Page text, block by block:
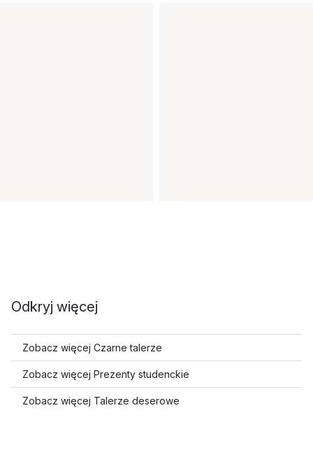
Odkryj więcej
Zobacz więcej Czarne talerze
Zobacz więcej Prezenty studenckie
Zobacz więcej Talerze deserowe